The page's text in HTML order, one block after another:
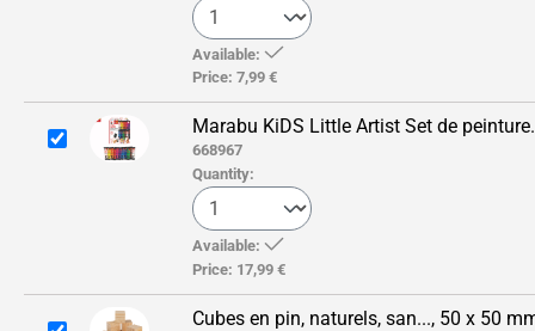
Available:
Price: 7,99 €
Marabu KiDS Little Artist Set de
668967
Quantity:
Available:
Price: 17,99 €
Cubes en pin, naturels, san..., 50 x 50